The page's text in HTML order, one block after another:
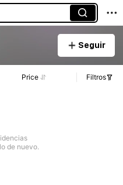
Seguir
Price Filtros
de nuevo.